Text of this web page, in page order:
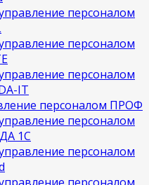
персоналом
персоналом
персоналом
IT
персоналом ПРОФ
персоналом
1С
персоналом
персоналом